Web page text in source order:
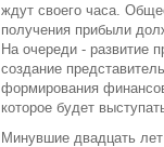
ждут своего часа.
получения прибыли
На очереди - развитие
создание
формирования
которое будет
Минувшие двадцать